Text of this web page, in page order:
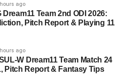
ago
Dream11 Team 2nd ODI 2026:
Pitch Report & Playing 11
ago
W Dream11 Team Match 24
Pitch Report & Fantasy Tips